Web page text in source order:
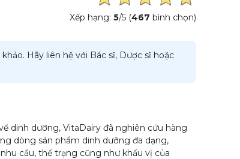
Xếp hạng: 5/5 (467 bình chọn)
Hãy liên hệ với Bác sĩ, Dược sĩ hoặc
dinh dưỡng, VitaDairy đã nghiên cứu hàng
dòng sản phẩm dinh dưỡng đa dạng,
cầu, thể trạng cũng như khẩu vị của